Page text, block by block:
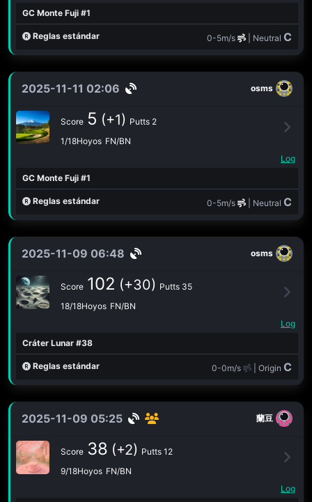
GC Monte Fuji #1
Reglas estándar 0-5m/s | Neutral C
2025-11-11 02:06 osms
Score 5 (+1) Putts 2
1/18Hoyos FN/BN
Log
GC Monte Fuji #1
Reglas estándar 0-5m/s | Neutral C
2025-11-09 06:48 osms
Score 102 (+30) Putts 35
18/18Hoyos FN/BN
Log
Cráter Lunar #38
Reglas estándar 0-0m/s | Origin C
2025-11-09 05:25 蘭豆
Score 38 (+2) Putts 12
9/18Hoyos FN/BN
Log